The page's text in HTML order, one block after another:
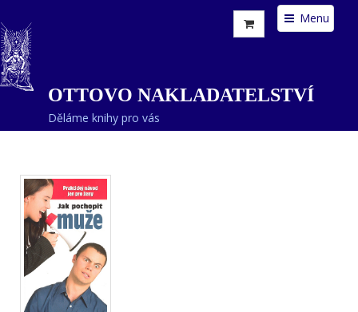
Menu
OTTOVO NAKLADATELSTVÍ
Děláme knihy pro vás